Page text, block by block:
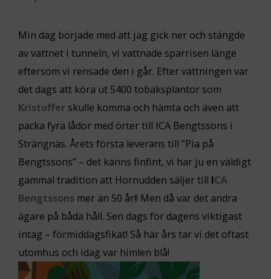
Min dag började med att jag gick ner och stängde
av vattnet i tunneln, vi vattnade sparrisen länge
eftersom vi rensade den i går. Efter vattningen var
det dags att köra ut 5400 tobaksplantor som
Kristoffer skulle komma och hämta och även att
packa fyra lådor med örter till ICA Bengtssons i
Strängnäs. Årets första leverans till ”Pia på
Bengtssons” – det känns finfint, vi har ju en väldigt
gammal tradition att Hornudden säljer till ICA
Bengtssons mer än 50 år!! Men då var det andra
ägare på båda håll. Sen dags för dagens viktigast
intag – förmiddagsfikat! Så här års tar vi det oftast
utomhus och idag var himlen blå!